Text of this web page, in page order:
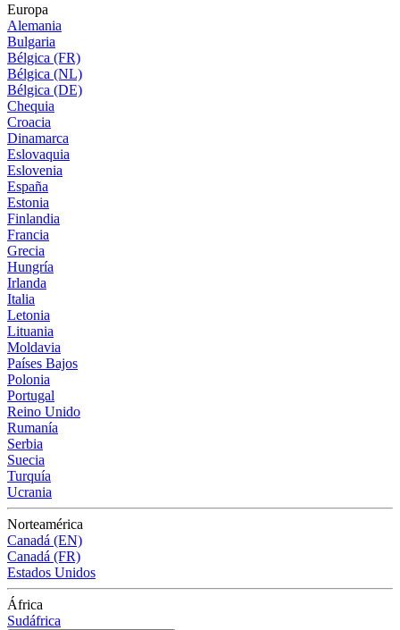
Europa
Alemania
Bulgaria
Bélgica (FR)
Bélgica (NL)
Bélgica (DE)
Chequia
Croacia
Dinamarca
Eslovaquia
Eslovenia
España
Estonia
Finlandia
Francia
Grecia
Hungría
Irlanda
Italia
Letonia
Lituania
Moldavia
Países Bajos
Polonia
Portugal
Reino Unido
Rumanía
Serbia
Suecia
Turquía
Ucrania
Norteamérica
Canadá (EN)
Canadá (FR)
Estados Unidos
África
Sudáfrica